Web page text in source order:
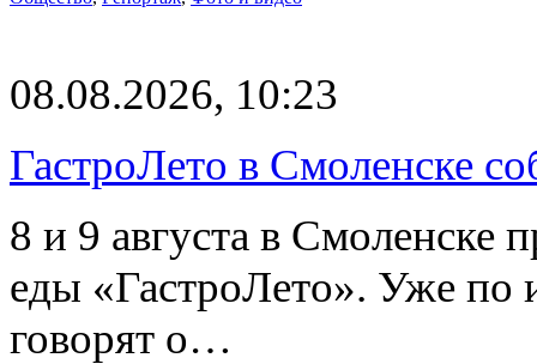
08.08.2026, 10:23
ГастроЛето в Смоленске
8 и 9 августа в Смоленске
еды «ГастроЛето». Уже по
говорят о…